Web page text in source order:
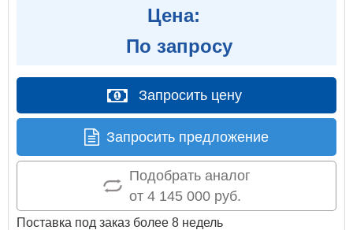
Цена:
По запросу
Запросить цену
Запросить предложение
Подобрать аналог
от 4 145 000 руб.
Поставка под заказ более 8 недель